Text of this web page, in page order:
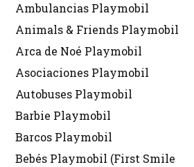
Ambulancias Playmobil
Animals & Friends Playmobil
Arca de Noé Playmobil
Asociaciones Playmobil
Autobuses Playmobil
Barbie Playmobil
Barcos Playmobil
Bebés Playmobil (First Smile